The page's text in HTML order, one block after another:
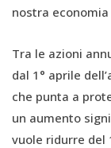
nostra
Tra le azioni
dal 1° aprile
che punta a
un aumento
vuole ridurre del